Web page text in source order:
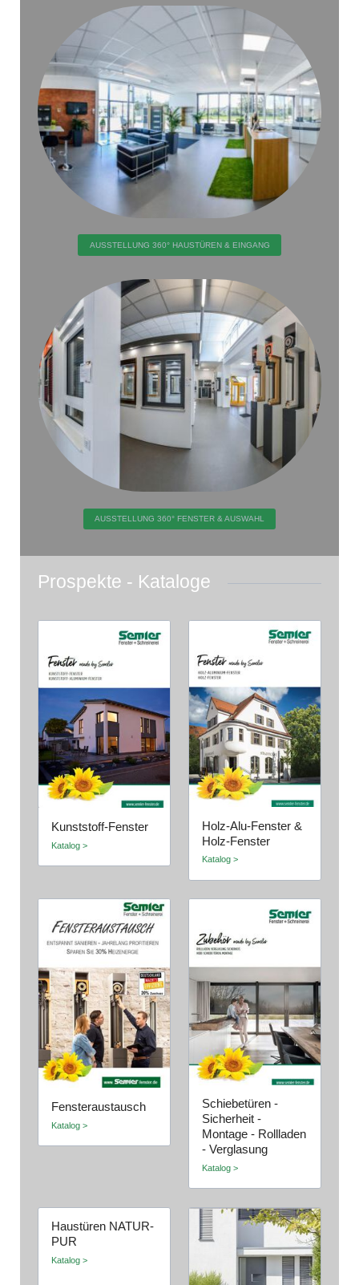
AUSSTELLUNG 360° HAUSTÜREN & EINGANG
AUSSTELLUNG 360° FENSTER & AUSWAHL
Prospekte - Kataloge
Kunststoff-Fenster
Katalog >
Holz-Alu-Fenster &
Holz-Fenster
Katalog >
Fensteraustausch
Katalog >
Schiebetüren -
Sicherheit -
Montage - Rollladen
- Verglasung
Katalog >
Haustüren NATUR-
PUR
Katalog >